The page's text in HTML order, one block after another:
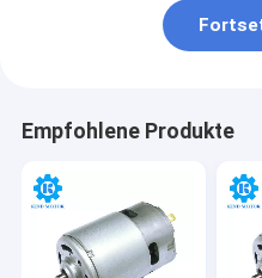
Empfohlene Produkte